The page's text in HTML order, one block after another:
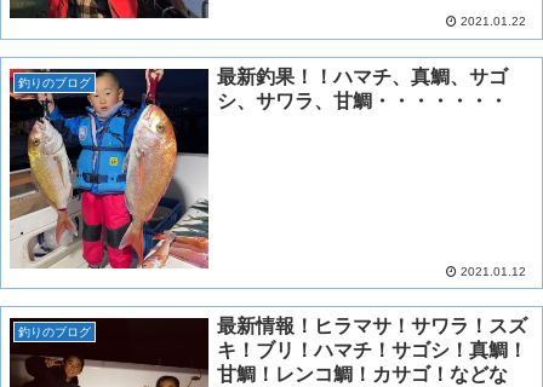
2021.01.22
釣りのブログ
最新釣果！！ハマチ、真鯛、サゴ
シ、サワラ、甘鯛・・・・・・・
2021.01.12
釣りのブログ
最新情報！ヒラマサ！サワラ！スズ
キ！ブリ！ハマチ！サゴシ！真鯛！
甘鯛！レンコ鯛！カサゴ！などな